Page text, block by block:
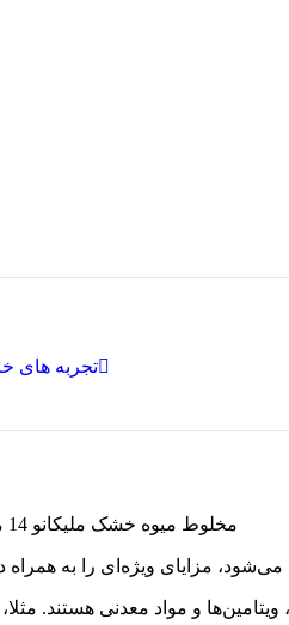
تجربه های
مخلوط میوه خشک ملیکانو 14 میوه 200 گرم
مزایای ویژه‌ای را به